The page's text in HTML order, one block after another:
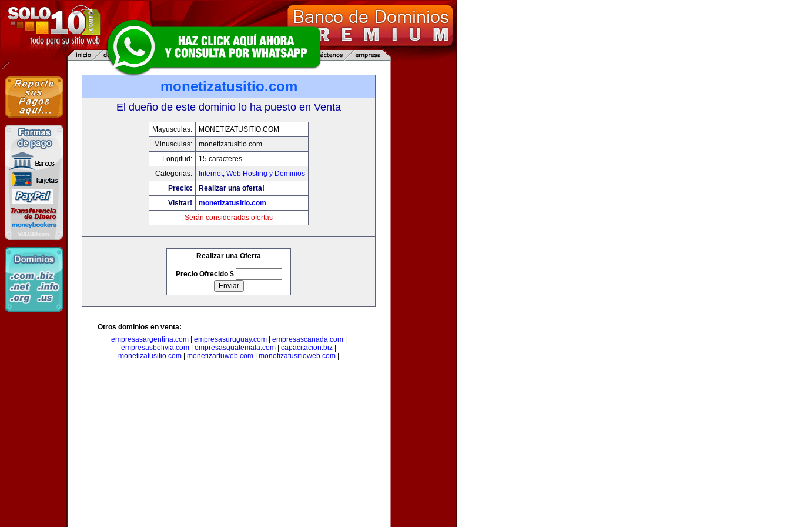
monetizatusitio.com
El dueño de este dominio lo ha puesto en Venta
Mayusculas:
MONETIZATUSITIO.COM
Minusculas:
monetizatusitio.com
Longitud:
15 caracteres
Categorias:
Internet, Web Hosting y Dominios
Precio:
Realizar una oferta!
Visitar!
monetizatusitio.com
Serán consideradas ofertas
Realizar una Oferta
Precio Ofrecido $
Otros dominios en venta:
empresasargentina.com| empresasuruguay.com| empresascanada.com|
empresasbolivia.com
empresasguatemala.com capacitacion.biz
monetizatusitio.com
monetizartuweb.com monetizatusitioweb.com